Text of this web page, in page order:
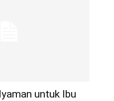
untuk Ibu